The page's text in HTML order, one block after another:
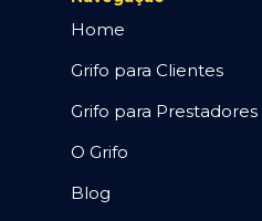
Home
Grifo para Clientes
Grifo para Prestadores
O Grifo
Blog